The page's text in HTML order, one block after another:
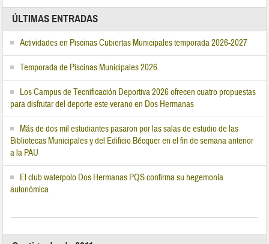
ÚLTIMAS ENTRADAS
Actividades en Piscinas Cubiertas Municipales temporada 2026-2027
Temporada de Piscinas Municipales 2026
Los Campus de Tecnificación Deportiva 2026 ofrecen cuatro propuestas
para disfrutar del deporte este verano en Dos Hermanas
Más de dos mil estudiantes pasaron por las salas de estudio de las
Bibliotecas Municipales y del Edificio Bécquer en el fin de semana anterior
a la PAU
El club waterpolo Dos Hermanas PQS confirma su hegemonía
autonómica